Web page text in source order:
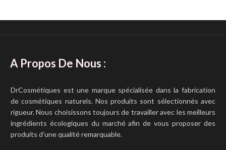
A Propos De Nous :
DrCosmétiques est une marque spécialisée dans la fabrication
de cosmétiques naturels. Nos produits sont sélectionnés avec
rigueur. Nous choisissons toujours de travailler avec les meilleurs
ingrédients écologiques du marché afin de vous proposer des
produits d'une qualité remarquable.